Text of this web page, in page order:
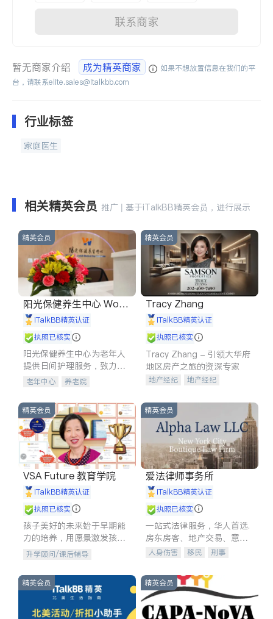
联系商家
暂无商家介绍 成为精英商家
如果不想放置信息在我们的平
台，请联系elite.sales@italkbb.com
行业标签
家庭医生
相关精英会员 推广 | 基于iTalkBB精英会员，进行展示
精英会员
阳光保健养生中心 World
shine
iTalkBB精英认证
执照已核实
阳光保健养生中心为老年人
提供日间护理服务，致力于
通过持续的护理创新来有效
老年中心 养老院
精英会员
Tracy Zhang
iTalkBB精英认证
执照已核实
Tracy Zhang - 引领大华府
地区房产之旅的资深专家
地产经纪
地产经纪
商铺租售
精英会员
VSA Future 教育学院
iTalkBB精英认证
执照已核实
孩子美好的未来始于早期能
力的培养，用愿景激发孩子
的学习潜力和动力。理念：
拥有成长型心态是成功的基
石。
升学顾问/课后辅导
精英会员
爱法律师事务所
iTalkBB精英认证
执照已核实
一站式法律服务，华人首选.
房东房客、地产交易、意外
伤害、车祸重伤、商业诉
建筑合同、刑事案件全包办
人身伤害 移民
刑事
信托/遗嘱
商业
索赔
律师-其它 保释
精英会员 精英会员